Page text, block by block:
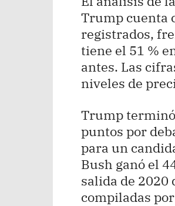
Trump cuenta
registrados,
tiene el 51 %
antes. Las
niveles de
Trump terminó
puntos por
para un
Bush ganó el
salida de 2020
compiladas